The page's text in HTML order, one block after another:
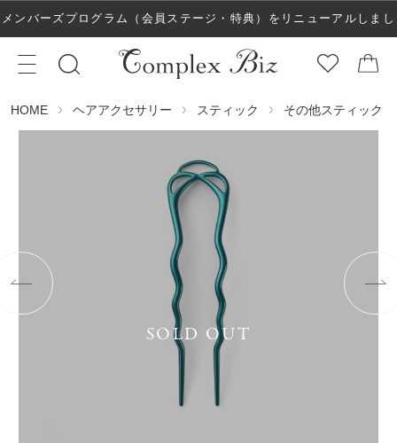
メンバーズプログラム（会員ステージ・特典）をリニューアルしまし
た！
HOME ヘアアクセサリー スティック その他スティック
SOLD OUT